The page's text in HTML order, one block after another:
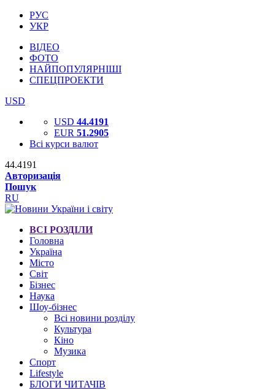
РУС
УКР
ВІДЕО
ФОТО
НАЙПОПУЛЯРНІШІ
СПЕЦПРОЕКТИ
USD
USD 44.4191
EUR 51.2905
Всі курси валют
44.4191
Авторизація
Пошук
RU
ВСІ РОЗДІЛИ
Головна
Україна
Місто
Світ
Бізнес
Наука
Шоу-бізнес
Всі новини розділу
Культура
Кіно
Музика
Спорт
Lifestyle
БЛОГИ ЧИТАЧІВ